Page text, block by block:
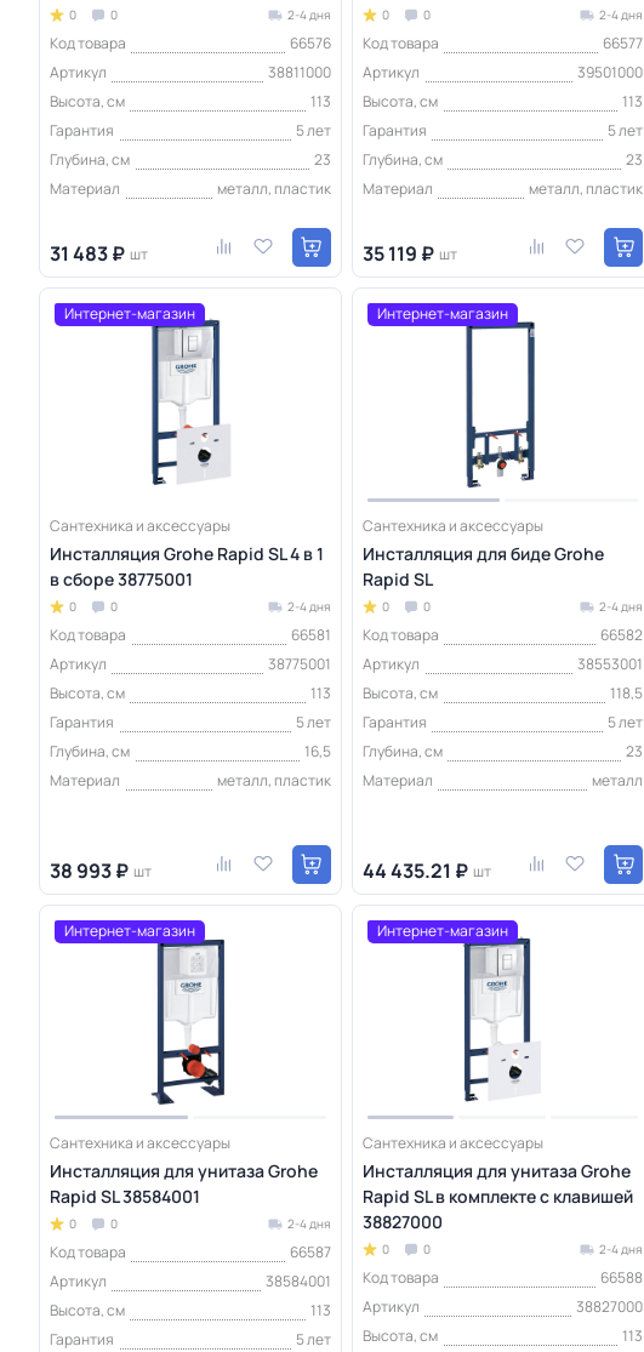
0 0 2-4 дня
Код товара
66576
Артикул
38811000
Высота, см
113
Гарантия
5 лет
Глубина, см
23
Материал
металл, пластик
31 483 ₽ шт
0 0 2-4 дня
Код товара
66577
Артикул
39501000
Высота, см
113
Гарантия
5 лет
Глубина, см
23
Материал
металл, пластик
35 119 ₽ шт
Интернет-магазин
Сантехника и аксессуары
Инсталляция Grohe Rapid SL 4 в 1
в сборе 38775001
0 0 2-4 дня
Код товара
66581
Артикул
38775001
Высота, см
113
Гарантия
5 лет
Глубина, см
16,5
Материал
металл, пластик
38 993 ₽ шт
Интернет-магазин
Сантехника и аксессуары
Инсталляция для биде Grohe
Rapid SL
0 0 2-4 дня
Код товара
66582
Артикул
38553001
Высота, см
118,5
Гарантия
5 лет
Глубина, см
23
Материал
металл
44 435.21 ₽ шт
Интернет-магазин
Сантехника и аксессуары
Инсталляция для унитаза Grohe
Rapid SL 38584001
0 0 2-4 дня
Код товара
66587
Артикул
38584001
Высота, см
113
Гарантия
5 лет
Интернет-магазин
Сантехника и аксессуары
Инсталляция для унитаза Grohe
Rapid SL в комплекте с клавишей
38827000
0 0 2-4 дня
Код товара
66588
Артикул
38827000
Высота, см
113